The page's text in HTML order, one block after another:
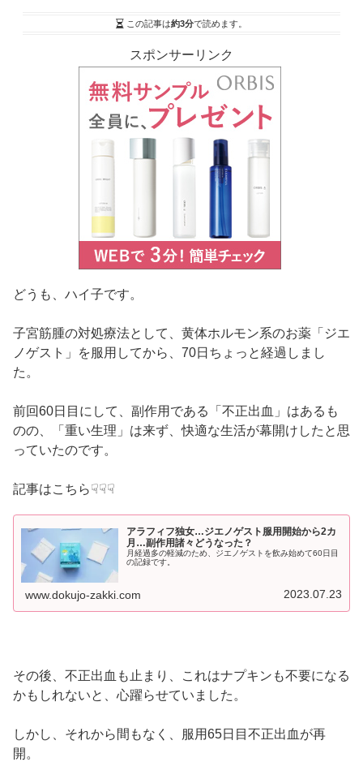
この記事は約3分で読めます。
スポンサーリンク
どうも、ハイ子です。
子宮筋腫の対処療法として、黄体ホルモン系のお薬「ジエ
ノゲスト」を服用してから、70日ちょっと経過しまし
た。
前回60日目にして、副作用である「不正出血」はあるも
のの、「重い生理」は来ず、快適な生活が幕開けしたと思
っていたのです。
記事はこちら☟☟☟
アラフィフ独女…ジエノゲスト服用開始から2カ
月…副作用諸々どうなった？
月経過多の軽減のため、ジエノゲストを飲み始めて60日目
の記録です。
www.dokujo-zakki.com 2023.07.23
その後、不正出血も止まり、これはナプキンも不要になる
かもしれないと、心躍らせていました。
しかし、それから間もなく、服用65日目不正出血が再
開。